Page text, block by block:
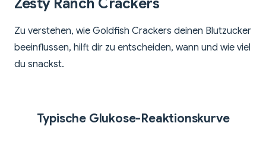
Zesty Ranch Crackers
Zu verstehen, wie Goldfish Crackers deinen Blutzucker
beeinflussen, hilft dir zu entscheiden, wann und wie viel
du snackst.
Typische Glukose-Reaktionskurve